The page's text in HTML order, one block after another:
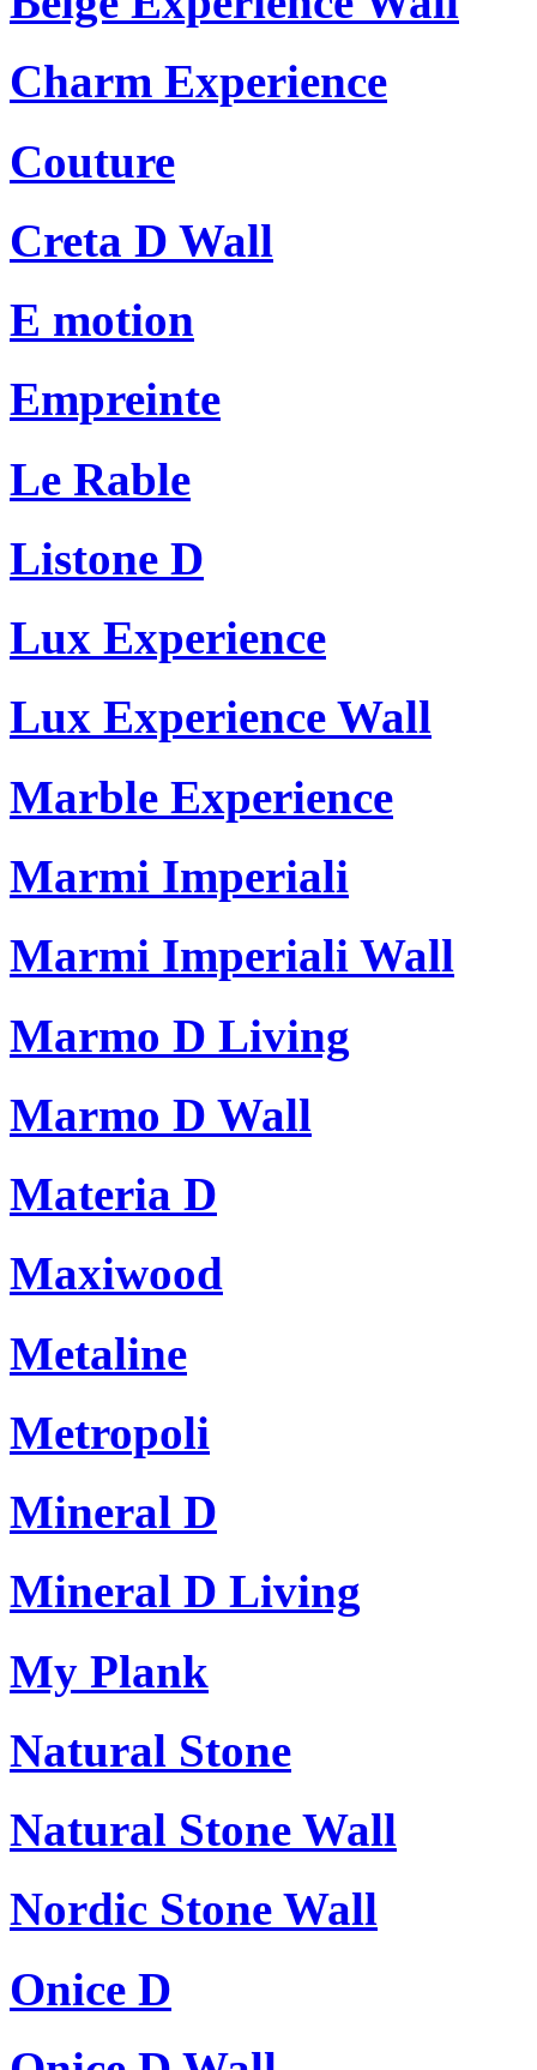
Charm Experience
Couture
Creta D Wall
E motion
Empreinte
Le Rable
Listone D
Lux Experience
Lux Experience Wall
Marble Experience
Marmi Imperiali
Marmi Imperiali Wall
Marmo D Living
Marmo D Wall
Materia D
Maxiwood
Metaline
Metropoli
Mineral D
Mineral D Living
My Plank
Natural Stone
Natural Stone Wall
Nordic Stone Wall
Onice D